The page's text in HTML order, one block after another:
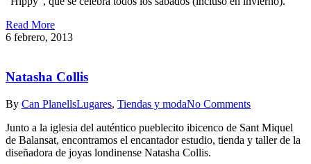
Read More
6 febrero, 2013
Natasha Collis
By Can PlanellsLugares, Tiendas y modaNo Comments
Junto a la iglesia del auténtico pueblecito ibicenco de Sant Miquel
de Balansat, encontramos el encantador estudio, tienda y taller de la
diseñadora de joyas londinense Natasha Collis.